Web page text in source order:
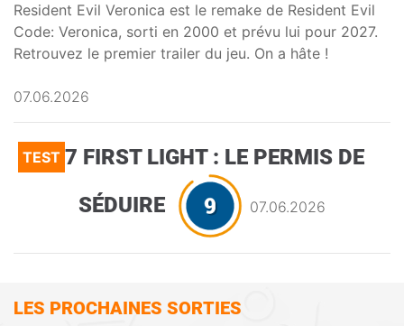
Resident Evil Veronica est le remake de Resident Evil
Code: Veronica, sorti en 2000 et prévu lui pour 2027.
Retrouvez le premier trailer du jeu. On a hâte !
07.06.2026
TEST007 FIRST LIGHT : LE PERMIS DE
SÉDUIRE
07.06.2026
LES PROCHAINES SORTIES